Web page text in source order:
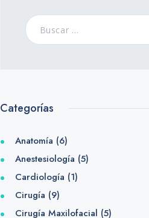
Categorías
Anatomía (6)
Anestesiología (5)
Cardiología (1)
Cirugía (9)
Cirugía Maxilofacial (5)